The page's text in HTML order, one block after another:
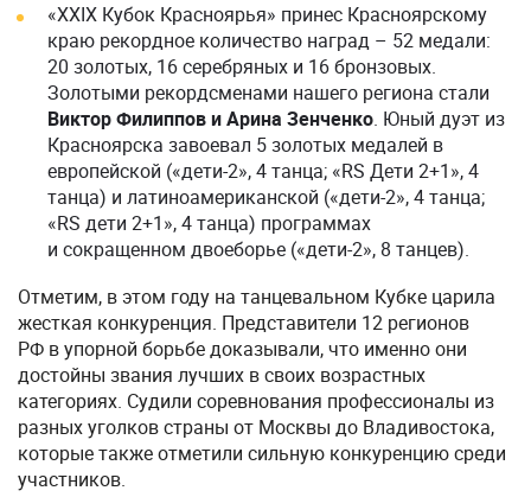
«XXIX Кубок Красноярья» принес Красноярскому
краю рекордное количество наград – 52 медали:
20 золотых, 16 серебряных и 16 бронзовых.
Золотыми рекордсменами нашего региона стали
Виктор Филиппов и Арина Зенченко. Юный дуэт из
Красноярска завоевал 5 золотых медалей в
европейской («дети-2», 4 танца; «RS Дети 2+1», 4
танца) и латиноамериканской («дети-2», 4 танца;
«RS дети 2+1», 4 танца) программах
и сокращенном двоеборье («дети-2», 8 танцев).
Отметим, в этом году на танцевальном Кубке царила
жесткая конкуренция. Представители 12 регионов
РФ в упорной борьбе доказывали, что именно они
достойны звания лучших в своих возрастных
категориях. Судили соревнования профессионалы из
разных уголков страны от Москвы до Владивостока,
которые также отметили сильную конкуренцию среди
участников.